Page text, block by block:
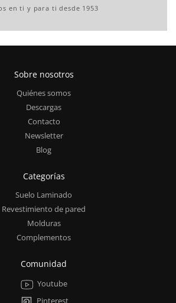
en ti y para ti desde 1953
Sobre nosotros
Quiénes somos
Descargas
Contacto
Newsletter
Blog
Categorías
Suelo Laminado
Revestimiento de pared
Molduras
Complementos
Comunidad
Youtube
Pinterest